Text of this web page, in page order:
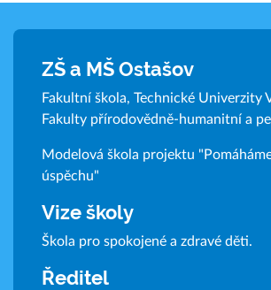
ZŠ a MŠ Ostašov
Fakultní škola, Technické Univerzity
Fakulty přírodovědně-humanitní a
Modelová škola projektu
úspěchu"
Vize školy
Škola pro spokojené a zdravé děti.
Ředitel